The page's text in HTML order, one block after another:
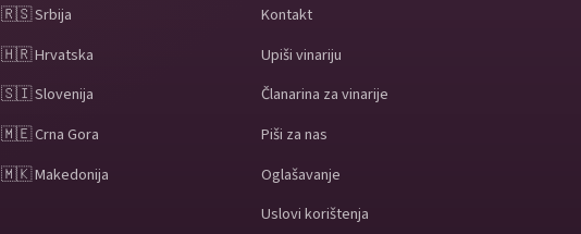
🇷🇸 Srbija
🇭🇷 Hrvatska
🇸🇮 Slovenija
🇲🇪 Crna Gora
🇲🇰 Makedonija
Kontakt
Upiši vinariju
Članarina za vinarije
Piši za nas
Oglašavanje
Uslovi korištenja